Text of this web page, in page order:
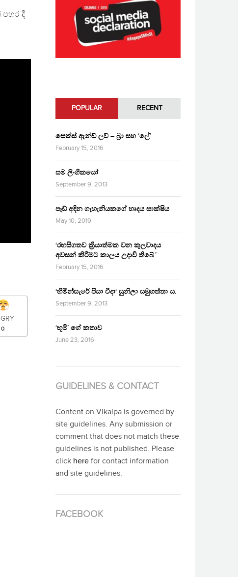
දී
0
POPULAR RECENT
සෙක්ස් ඇන්ඩ් ලව් – බ්‍රා සහ ‘ලේ’
February 15, 2016
සම ලිංගිකයෝ
September 9, 2013
පෑඩ් අඳින ගැහැනියකගේ හෘදය සාක්ෂිය
May 10, 2019
‘රහසිගතව ක්‍රියාත්මක වන කුලවාදය
අවසන් කිරීමට කාලය උදාවී තිබේ.’
February 15, 2016
‘හිමින්සැරේ පියා විදා‘ සුනිලා සමුගත්තා ය.
September 9, 2013
‘භූමි’ ගේ කතාව
June 23, 2016
GUIDELINES & CONTACT
Content on Vikalpa is governed by
site guidelines. Any submission or
comment that does not match these
guidelines is not published. Please
click here for contact information
and site guidelines.
FACEBOOK